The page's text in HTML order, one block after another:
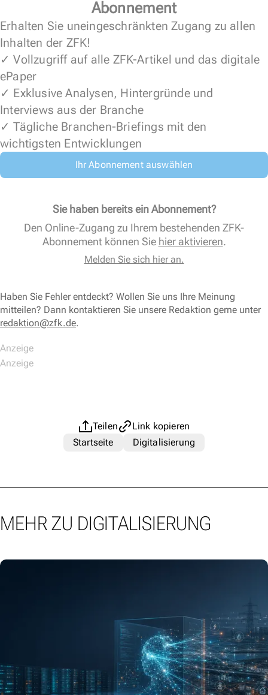
Abonnement
Erhalten Sie uneingeschränkten Zugang zu allen
Inhalten der ZFK!
✓ Vollzugriff auf alle ZFK-Artikel und das digitale
ePaper
✓ Exklusive Analysen, Hintergründe und
Interviews aus der Branche
✓ Tägliche Branchen-Briefings mit den
wichtigsten Entwicklungen
Ihr Abonnement auswählen
Sie haben bereits ein Abonnement?
Den Online-Zugang zu Ihrem bestehenden ZFK-
Abonnement können Sie hier aktivieren.
Melden Sie sich hier an.
Haben Sie Fehler entdeckt? Wollen Sie uns Ihre Meinung
mitteilen? Dann kontaktieren Sie unsere Redaktion gerne unter
redaktion@zfk.de.
Teilen
Link kopieren
Startseite
Digitalisierung
MEHR ZU DIGITALISIERUNG